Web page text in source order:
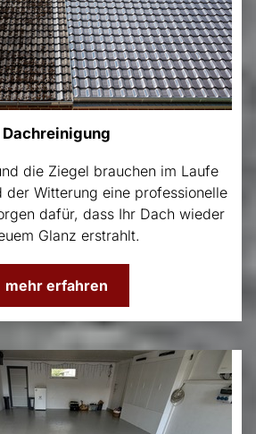
Dachreinigung
die Ziegel brauchen im Laufe
Witterung eine professionelle
dafür, dass Ihr Dach wieder
Glanz erstrahlt.
mehr erfahren